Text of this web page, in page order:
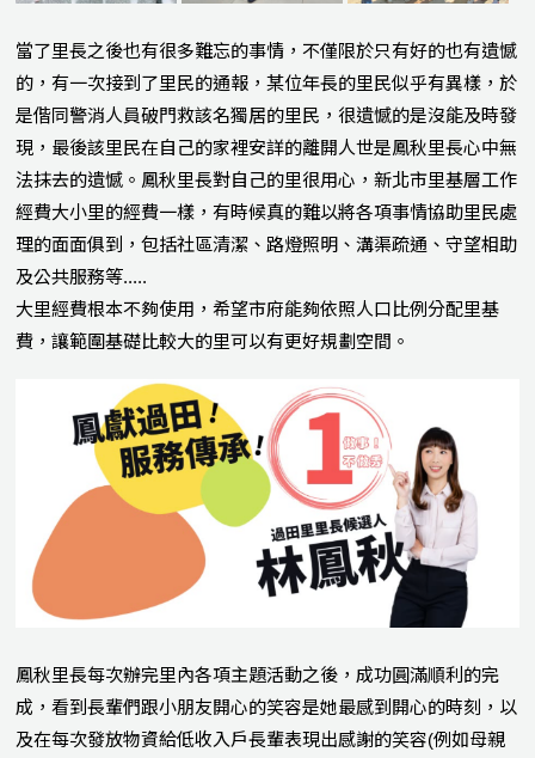
當了里長之後也有很多難忘的事情，不僅限於只有好的也有遺憾
的，有一次接到了里民的通報，某位年長的里民似乎有異樣，於
是偕同警消人員破門救該名獨居的里民，很遺憾的是沒能及時發
現，最後該里民在自己的家裡安詳的離開人世是鳳秋里長心中無
法抹去的遺憾。鳳秋里長對自己的里很用心，新北市里基層工作
經費大小里的經費一樣，有時候真的難以將各項事情協助里民處
理的面面俱到，包括社區清潔、路燈照明、溝渠疏通、守望相助
及公共服務等.....
大里經費根本不夠使用，希望市府能夠依照人口比例分配里基
費，讓範圍基礎比較大的里可以有更好規劃空間。
鳳秋里長每次辦完里內各項主題活動之後，成功圓滿順利的完
成，看到長輩們跟小朋友開心的笑容是她最感到開心的時刻，以
及在每次發放物資給低收入戶長輩表現出感謝的笑容(例如母親